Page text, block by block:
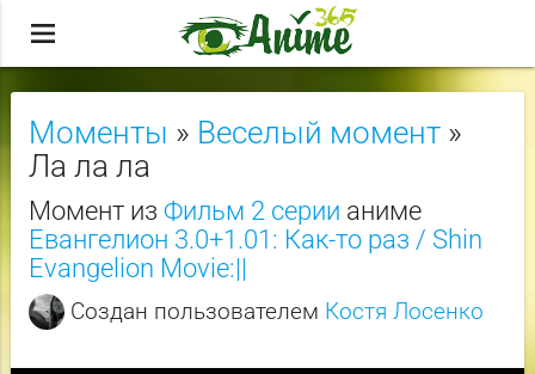
menu
Моменты » Веселый момент»
Ла ла ла
Момент из Фильм 2 серии аниме
Евангелион 3.0+1.01: Как-то раз / Shin
Evangelion Movie:||
Создан пользователем Костя Лосенко